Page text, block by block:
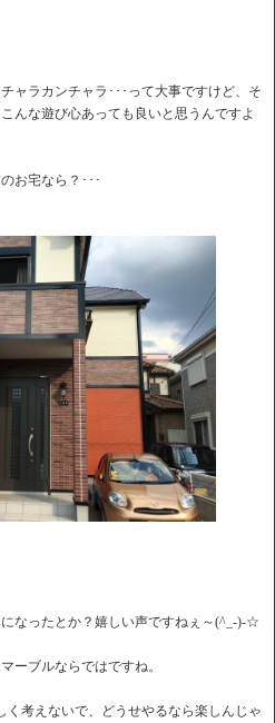
ャラカンチャラ･･･って大事ですけど、そ
んな遊び心あっても良いと思うんですよ
お宅なら？･･･
なったとか？嬉しい声ですねぇ～(^_-)-☆
ーブルならではですね。
く考えないで、どうせやるなら楽しんじゃ